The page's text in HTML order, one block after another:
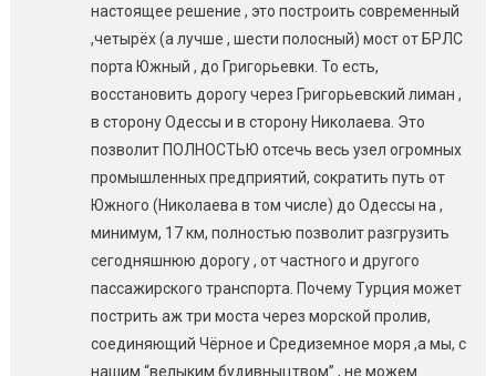
настоящее решение , это построить современный
,четырёх (а лучше , шести полосный) мост от БРЛС
порта Южный , до Григорьевки. То есть,
восстановить дорогу через Григорьевский лиман ,
в сторону Одессы и в сторону Николаева. Это
позволит ПОЛНОСТЬЮ отсечь весь узел огромных
промышленных предприятий, сократить путь от
Южного (Николаева в том числе) до Одессы на ,
минимум, 17 км, полностью позволит разгрузить
сегодняшнюю дорогу , от частного и другого
пассажирского транспорта. Почему Турция может
пострить аж три моста через морской пролив,
соединяющий Чёрное и Средиземное моря ,а мы, с
нашим “велыким будивныцтвом” , не можем